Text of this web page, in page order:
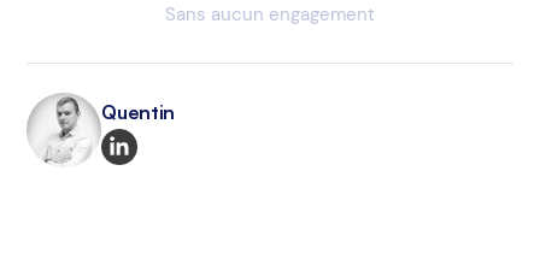
Sans aucun engagement
Quentin